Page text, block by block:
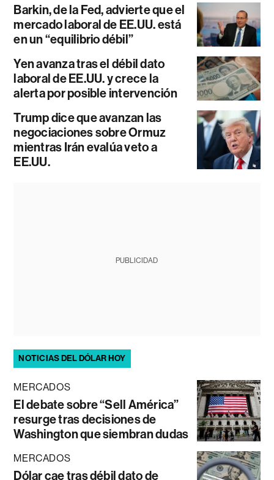
Barkin, de la Fed, advierte que el
mercado laboral de EE.UU. está
en un “equilibrio débil”
Yen avanza tras el débil dato
laboral de EE.UU. y crece la
alerta por posible intervención
Trump dice que avanzan las
negociaciones sobre Ormuz
mientras Irán evalúa veto a
EE.UU.
PUBLICIDAD
NOTICIAS DEL DÓLAR HOY
MERCADOS
El debate sobre “Sell América”
resurge tras decisiones de
Washington que siembran dudas
MERCADOS
Dólar cae tras débil dato de